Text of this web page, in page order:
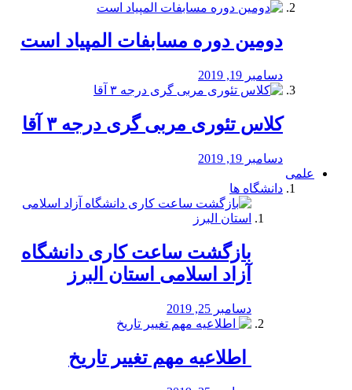
دومین دوره مسابفات المپیاد است
دسامبر 19, 2019
کلاس تئوری مربی گری درجه ۳ آقا
دسامبر 19, 2019
علمی
دانشگاه ها
بازگشت ساعت کاری دانشگاه
آزاد اسلامی استان البرز
دسامبر 25, 2019
️ اطلاعیه مهم تغییر تاریخ